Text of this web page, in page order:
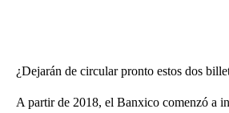
¿Dejarán de circular pronto estos dos
A partir de 2018, el Banxico comenzó a